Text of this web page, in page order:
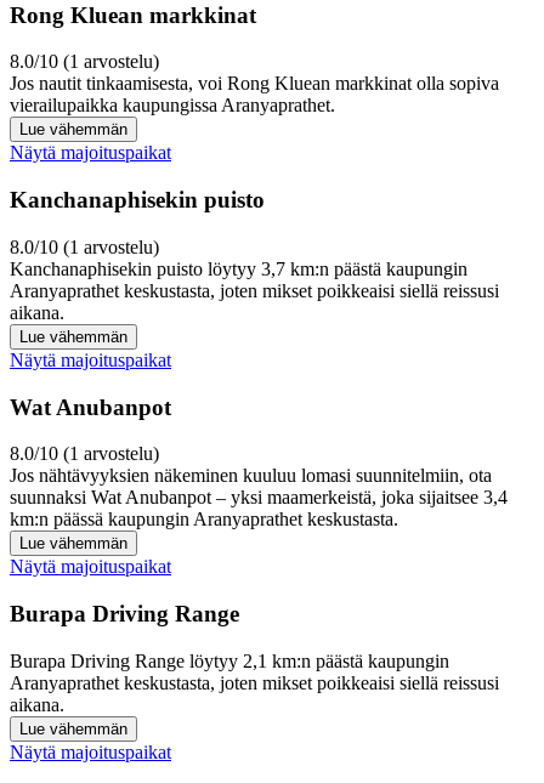
Rong Kluean markkinat
8.0/10 (1 arvostelu)
Jos nautit tinkaamisesta, voi Rong Kluean markkinat olla sopiva
vierailupaikka kaupungissa Aranyaprathet.
Lue vähemmän
Näytä majoituspaikat
Kanchanaphisekin puisto
8.0/10 (1 arvostelu)
Kanchanaphisekin puisto löytyy 3,7 km:n päästä kaupungin
Aranyaprathet keskustasta, joten mikset poikkeaisi siellä reissusi
aikana.
Lue vähemmän
Näytä majoituspaikat
Wat Anubanpot
8.0/10 (1 arvostelu)
Jos nähtävyyksien näkeminen kuuluu lomasi suunnitelmiin, ota
suunnaksi Wat Anubanpot – yksi maamerkeistä, joka sijaitsee 3,4
km:n päässä kaupungin Aranyaprathet keskustasta.
Lue vähemmän
Näytä majoituspaikat
Burapa Driving Range
Burapa Driving Range löytyy 2,1 km:n päästä kaupungin
Aranyaprathet keskustasta, joten mikset poikkeaisi siellä reissusi
aikana.
Lue vähemmän
Näytä majoituspaikat